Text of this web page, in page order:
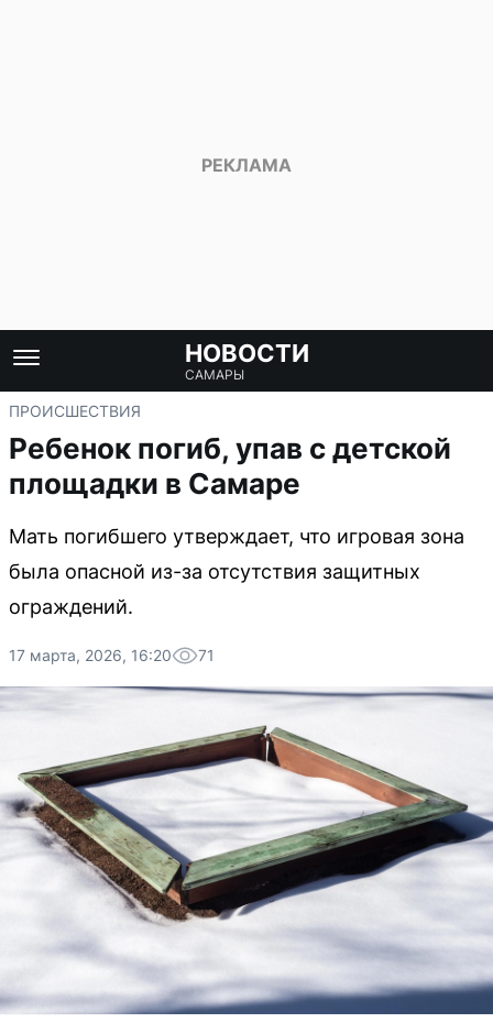
НОВОСТИ
САМАРЫ
ПРОИСШЕСТВИЯ
Ребенок погиб, упав с детской
площадки в Самаре
Мать погибшего утверждает, что игровая зона
была опасной из-за отсутствия защитных
ограждений.
17 марта, 2026, 16:20 71